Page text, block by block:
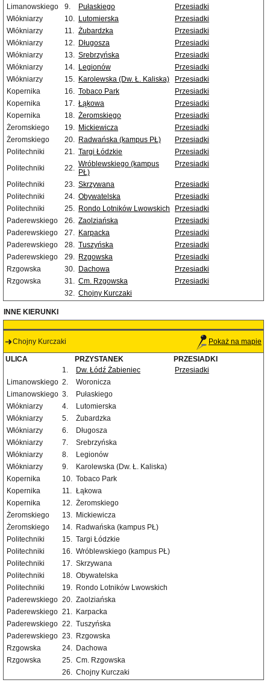
Limanowskiego
9. Pułaskiego
Przesiadki
Włókniarzy
10. Lutomierska
Przesiadki
Włókniarzy
11. Żubardzka
Przesiadki
Włókniarzy
12. Długosza
Przesiadki
Włókniarzy
13. Srebrzyńska
Przesiadki
Włókniarzy
14. Legionów
Przesiadki
Włókniarzy
15. Karolewska (Dw. Ł. Kaliska)
Przesiadki
Kopernika
16. Tobaco Park
Przesiadki
Kopernika
17. Łąkowa
Przesiadki
Kopernika
18. Żeromskiego
Przesiadki
Żeromskiego
19. Mickiewicza
Przesiadki
Żeromskiego
20. Radwańska (kampus PŁ)
Przesiadki
Politechniki
21. Targi Łódzkie
Przesiadki
Politechniki
22. Wróblewskiego (kampus
PŁ)
Przesiadki
Politechniki 23. Skrzywana
Przesiadki
Politechniki
24. Obywatelska
Przesiadki
Politechniki
25. Rondo Lotników Lwowskich
Przesiadki
Paderewskiego
26. Zaolziańska
Przesiadki
Paderewskiego
27. Karpacka
Przesiadki
Paderewskiego
28. Tuszyńska
Przesiadki
Paderewskiego
29. Rzgowska
Przesiadki
Rzgowska
30. Dachowa
Przesiadki
Rzgowska
31. Cm. Rzgowska
Przesiadki
32. Chojny Kurczaki
INNE KIERUNKI
Chojny Kurczaki Pokaż na mapie
ULICA PRZYSTANEK
PRZESIADKI
1.
Dw. Łódź Żabieniec
Przesiadki
Limanowskiego 2.
Woronicza
Limanowskiego 3.
Pułaskiego
Włókniarzy
4.
Lutomierska
Włókniarzy
5.
Żubardzka
Włókniarzy
6.
Długosza
Włókniarzy
7.
Srebrzyńska
Włókniarzy
8.
Legionów
Włókniarzy
9.
Karolewska (Dw. Ł. Kaliska)
Kopernika
10. Tobaco Park
Kopernika
11. Łąkowa
Kopernika
12. Żeromskiego
Żeromskiego
13. Mickiewicza
Żeromskiego
14. Radwańska (kampus PŁ)
Politechniki
15. Targi Łódzkie
Politechniki
16. Wróblewskiego (kampus PŁ)
Politechniki
17. Skrzywana
Politechniki
18. Obywatelska
Politechniki
19. Rondo Lotników Lwowskich
Paderewskiego 20. Zaolziańska
Paderewskiego 21. Karpacka
Paderewskiego 22. Tuszyńska
Paderewskiego 23. Rzgowska
Rzgowska
24. Dachowa
Rzgowska
25. Cm. Rzgowska
26. Chojny Kurczaki